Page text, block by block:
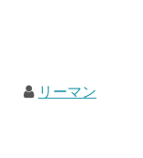
リーマン